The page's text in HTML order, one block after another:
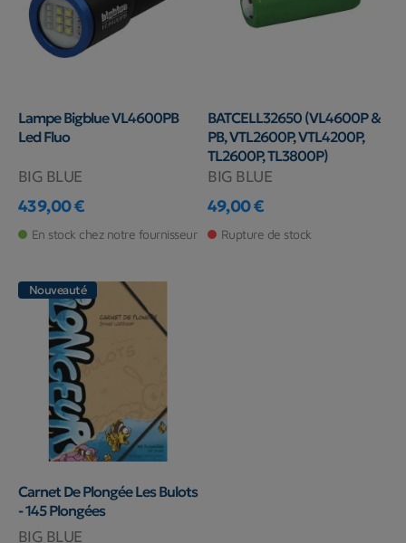
Lampe Bigblue VL4600PB
Led Fluo
BIG BLUE
Prix
439,00 €
En stock chez notre fournisseur
BATCELL32650 (VL4600P &
PB, VTL2600P, VTL4200P,
TL2600P, TL3800P)
BIG BLUE
Prix
49,00 €
Rupture de stock
Nouveauté
Carnet De Plongée Les Bulots
- 145 Plongées
BIG BLUE